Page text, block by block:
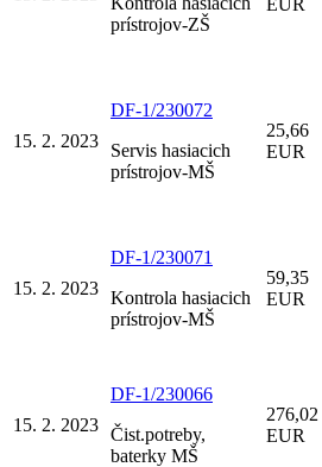
prístrojov-ZŠ
15. 2. 2023
DF-1/230072
Servis hasiacich
prístrojov-MŠ
25,66
EUR
15. 2. 2023
DF-1/230071
Kontrola hasiacich
prístrojov-MŠ
59,35
EUR
15. 2. 2023
DF-1/230066
Čist.potreby,
baterky MŠ
276,02
EUR